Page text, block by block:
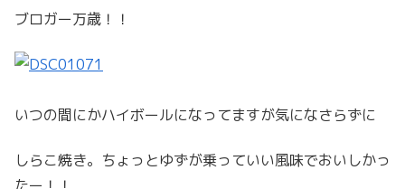
ブロガー万歳！！
いつの間にかハイボールになってますが気になさらずに
しらこ焼き。ちょっとゆずが乗っていい風味でおいしかっ